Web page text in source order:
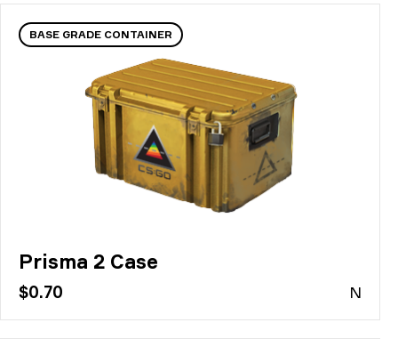
BASE GRADE CONTAINER
Prisma 2 Case
$0.70 N